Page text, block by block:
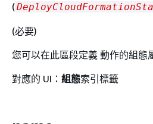
(
(必要)
您可以在此區段定義 動作的組態
對應的 UI： 組態索引標籤